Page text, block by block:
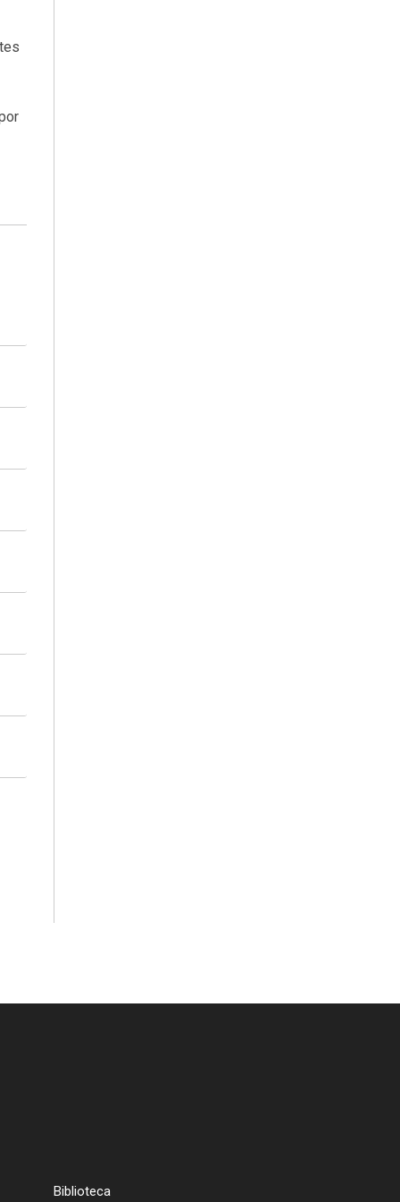
Biblioteca